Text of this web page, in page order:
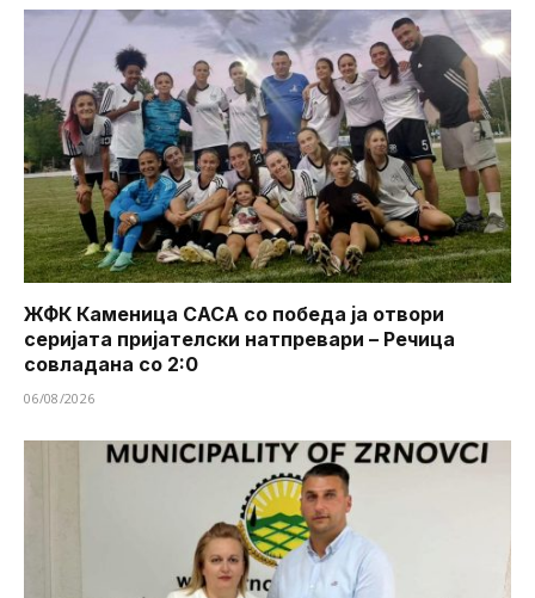
ЖФК Каменица САСА со победа ја отвори
серијата пријателски натпревари – Речица
совладана со 2:0
06/08/2026